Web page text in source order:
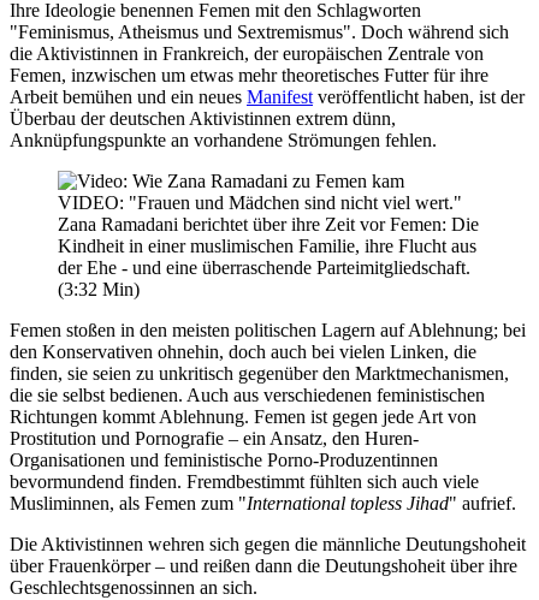
Ihre Ideologie benennen Femen mit den Schlagworten
"Feminismus, Atheismus und Sextremismus". Doch während sich
die Aktivistinnen in Frankreich, der europäischen Zentrale von
Femen, inzwischen um etwas mehr theoretisches Futter für ihre
Arbeit bemühen und ein neues Manifest veröffentlicht haben, ist der
Überbau der deutschen Aktivistinnen extrem dünn,
Anknüpfungspunkte an vorhandene Strömungen fehlen.
VIDEO: "Frauen und Mädchen sind nicht viel wert."
Zana Ramadani berichtet über ihre Zeit vor Femen: Die
Kindheit in einer muslimischen Familie, ihre Flucht aus
der Ehe - und eine überraschende Parteimitgliedschaft.
(3:32 Min)
Femen stoßen in den meisten politischen Lagern auf Ablehnung; bei
den Konservativen ohnehin, doch auch bei vielen Linken, die
finden, sie seien zu unkritisch gegenüber den Marktmechanismen,
die sie selbst bedienen. Auch aus verschiedenen feministischen
Richtungen kommt Ablehnung. Femen ist gegen jede Art von
Prostitution und Pornografie – ein Ansatz, den Huren-
Organisationen und feministische Porno-Produzentinnen
bevormundend finden. Fremdbestimmt fühlten sich auch viele
Musliminnen, als Femen zum "International topless Jihad" aufrief.
Die Aktivistinnen wehren sich gegen die männliche Deutungshoheit
über Frauenkörper – und reißen dann die Deutungshoheit über ihre
Geschlechtsgenossinnen an sich.